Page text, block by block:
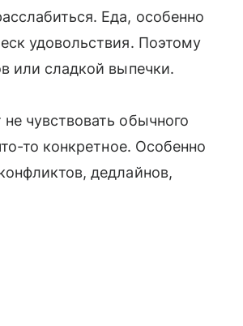
Еда, особенно
удовольствия. Поэтому
или сладкой выпечки.
чувствовать обычного
то конкретное. Особенно
дедлайнов,